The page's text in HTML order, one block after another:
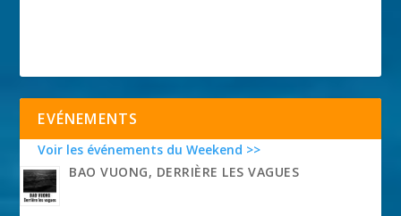
EVÉNEMENTS
Voir les événements du Weekend >>
BAO VUONG, DERRIÈRE LES VAGUES